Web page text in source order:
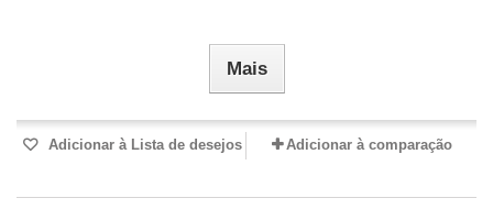
Mais
Adicionar à Lista de desejos Adicionar à comparação